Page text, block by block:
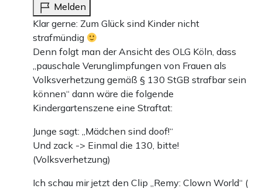
Melden
Klar gerne: Zum Glück sind Kinder nicht
strafmündig
Denn folgt man der Ansicht des OLG Köln, dass
„pauschale Verunglimpfungen von Frauen als
Volksverhetzung gemäß § 130 StGB strafbar sein
können“ dann wäre die folgende
Kindergartenszene eine Straftat:
Junge sagt: „Mädchen sind doof!“
Und zack -> Einmal die 130, bitte!
(Volksverhetzung)
Ich schau mir jetzt den Clip „Remy: Clown World“ (